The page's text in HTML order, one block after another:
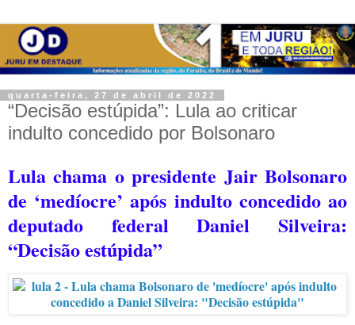
quarta-feira, 27 de abril de 2022
“Decisão estúpida”: Lula ao criticar
indulto concedido por Bolsonaro
Lula chama o presidente Jair Bolsonaro
de ‘medíocre’ após indulto concedido ao
deputado federal Daniel Silveira:
“Decisão estúpida”